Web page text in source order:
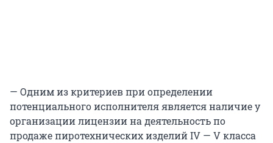
— Одним из критериев при определении
потенциального исполнителя является наличие у
организации лицензии на деятельность по
продаже пиротехнических изделий IV — V класса